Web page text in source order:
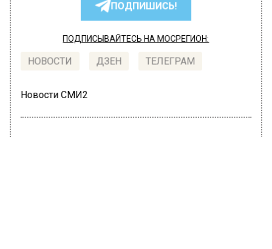
ПОДПИШИСЬ!
ПОДПИСЫВАЙТЕСЬ НА МОСРЕГИОН:
НОВОСТИ ДЗЕН ТЕЛЕГРАМ
Новости СМИ2